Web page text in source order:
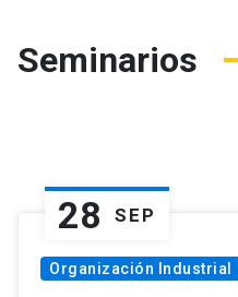
Seminarios
28 SEP
Organización Industrial